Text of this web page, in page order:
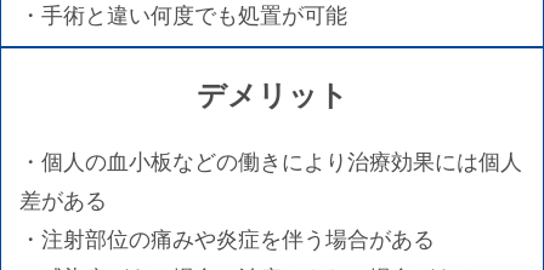
・手術と違い何度でも処置が可能
デメリット
・個人の血小板などの働きにより治療効果には個人
差がある
・注射部位の痛みや炎症を伴う場合がある